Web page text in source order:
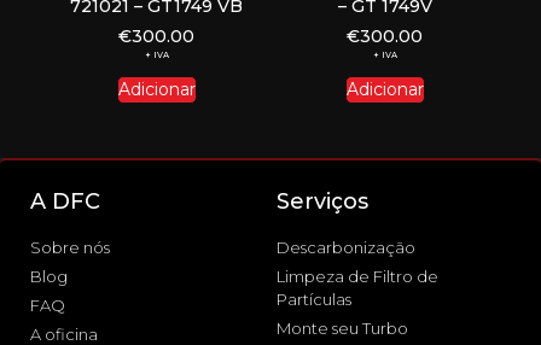
721021 – GT1749 VB
€300.00
+ IVA
Adicionar
– GT 1749V
€300.00
+ IVA
Adicionar
A DFC
Sobre nós
Blog
FAQ
A oficina
Serviços
Descarbonização
Limpeza de Filtro de
Partículas
Monte seu Turbo